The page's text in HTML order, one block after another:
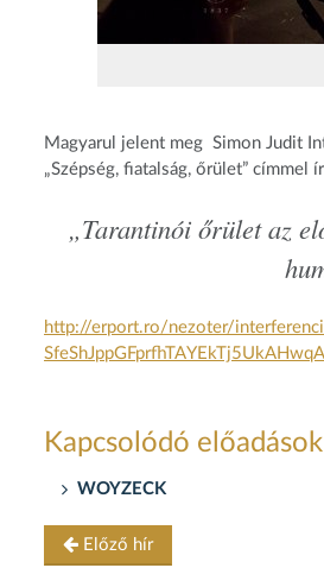
Magyarul jelent meg Simon Judit
„Szépség, fiatalság, őrület” címmel
„Tarantinói őrület az
http://erport.ro/nezoter/
SfeShJppGFprfhTAYEkTj5UkAHwqA
Kapcsolódó előadások
WOYZECK
Előző hír